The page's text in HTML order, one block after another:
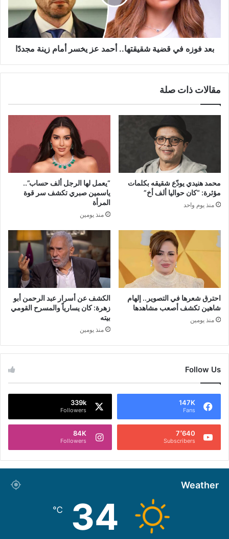
أمام
زينةبعد فوزه في قضية شقيقتها.. أحمد عز يخسر أمام زينة مجددًا
مقالات ذات صلة
محمد هنيدي يودّع شقيقه بكلمات
مؤثرة: “كان حواليا ألف أخ”
منذ يوم واحد
“يعمل لها الرجل ألف حساب”..
ياسمين صبري تكشف سر قوة
المرأة
منذ يومين
احترق شعرها في التصوير.. إلهام
شاهين تكشف أصعب مشاهدها
منذ يومين
الكشف عن أسرار عبد الرحمن أبو
زهرة: كان يسارياً والمسرح القومي
بيته
منذ يومين
Follow Us
147K
Fans
339k
Followers
7٬640
Subscribers
84K
Followers
Weather
34
℃